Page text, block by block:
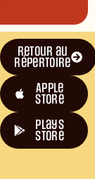
Retour au
répertoire
Apple
Store
plays
store